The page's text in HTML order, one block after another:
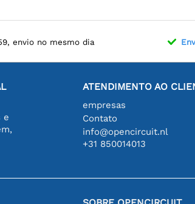
envio no mesmo dia
e
ATENDIMENTO AO
empresas
Contato
info@opencircuit.nl
+31 850014013